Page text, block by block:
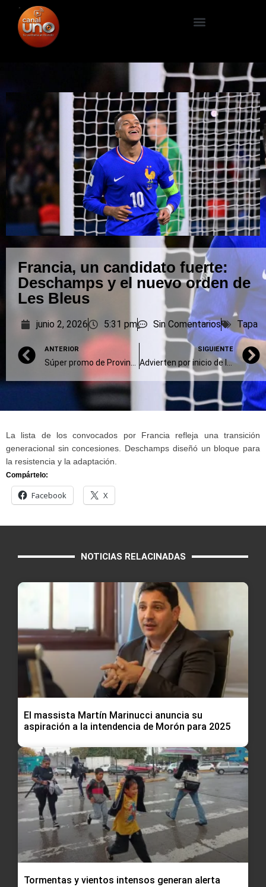
Francia, un candidato fuerte:
Deschamps y el nuevo orden de
Les Bleus
junio 2, 2026 5:31 pm Sin Comentarios Tapa
ANTERIOR SIGUIENTE
Advierten por inicio de la temporada de hipomagnesemia en bovinos: qué hacer para evitar muertes
La lista de los convocados por Francia refleja una transición
generacional sin concesiones. Deschamps diseñó un bloque para
la resistencia y la adaptación.
Compártelo:
Facebook X
NOTICIAS RELACINADAS
El massista Martín Marinucci anuncia su
aspiración a la intendencia de Morón para 2025
Tormentas y vientos intensos generan alerta